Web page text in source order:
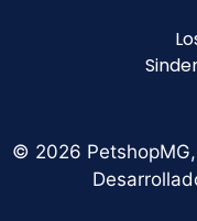
© 2026